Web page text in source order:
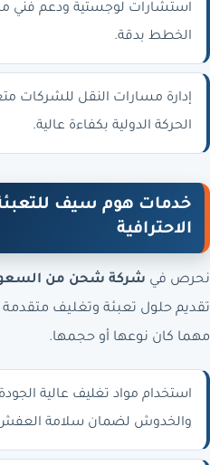
استشارات لوجستية ودعم
الخطط بدقة.
إدارة مسارات النقل للشركات
الحركة الدولية بكفاءة عالية.
خدمات هوم سيف
الاحترافية
نحرص في شركة شحن من
تقديم حلول تعبئة وتغليف
مهما كان نوعها أو حجمها.
استخدام مواد تغليف عالية
والخدوش لضمان سلامة العفش